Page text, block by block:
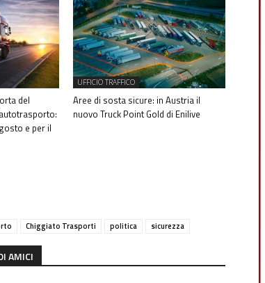
del
e per il
UFFICIO TRAFFICO
Aree di sosta sicure: in Austria il
nuovo Truck Point Gold di Enilive
Chiggiato Trasporti politica sicurezza
AMICI